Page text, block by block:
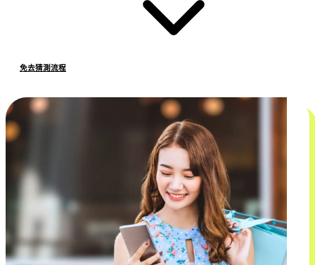
免去猜測流程